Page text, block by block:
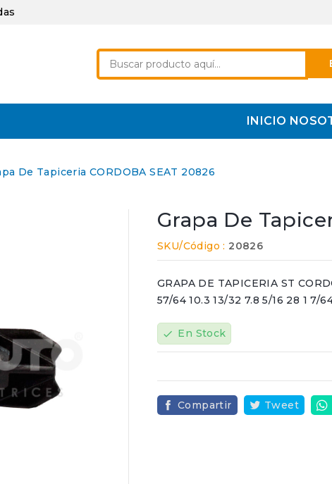
INICIO
De Tapiceria CORDOBA SEAT 20826
Grapa De
SKU/Código : 20826
GRAPA DE TAPICERIA ST
57/64 10.3 13/32 7.8 5/16 28 1 7/
check En Stock
Compartir Tweet